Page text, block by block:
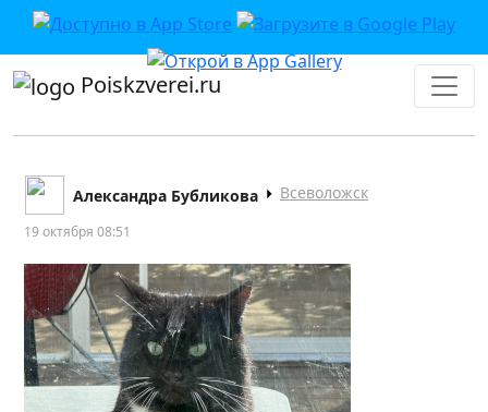
Poiskzverei.ru
Александра Бубликова Всеволожск
19 октября 08:51